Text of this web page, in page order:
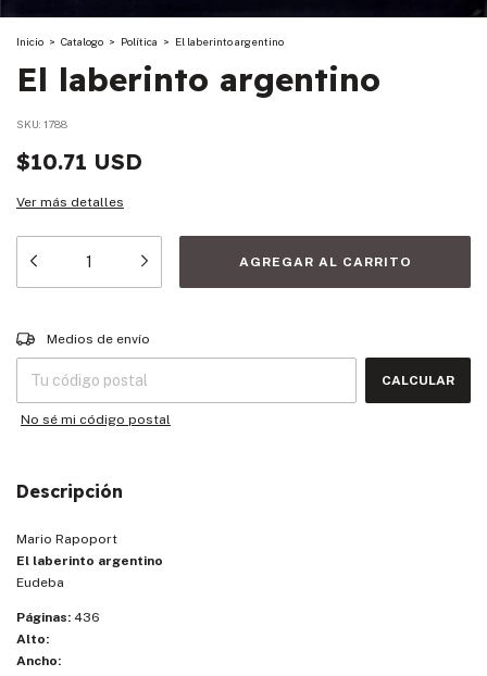
Inicio > Catalogo > Política > El laberinto argentino
El laberinto argentino
SKU: 1788
$10.71 USD
Ver más detalles
Entregas para el CP:
Medios de envío
CALCULAR
No sé mi código postal
Descripción
Mario Rapoport
El laberinto argentino
Eudeba
Páginas: 436
Alto:
Ancho: